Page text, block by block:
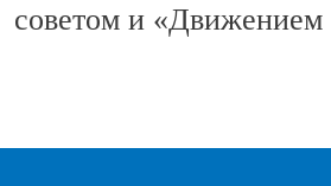
советом и